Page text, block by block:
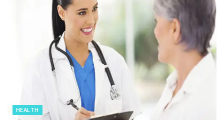
HEALTH